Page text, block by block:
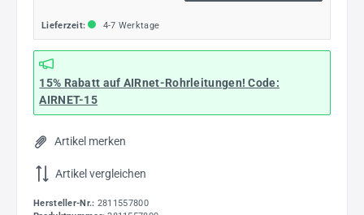
Lieferzeit: 4-7 Werktage
15% Rabatt auf AIRnet-Rohrleitungen! Code:
AIRNET-15
Artikel merken
Artikel vergleichen
Hersteller-Nr.: 2811557800